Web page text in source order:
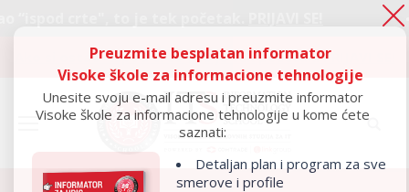
Ako
Ako si ostao “ispod crte", to je tek početak.PRIJAVI SE!
Preuzmite besplatan informator
Visoke škole za informacione tehnologije
Unesite svoju e-mail adresu i preuzmite informator
Visoke škole za informacione tehnologije u kome ćete
saznati:
Detaljan plan i program za sve
smerove i profile